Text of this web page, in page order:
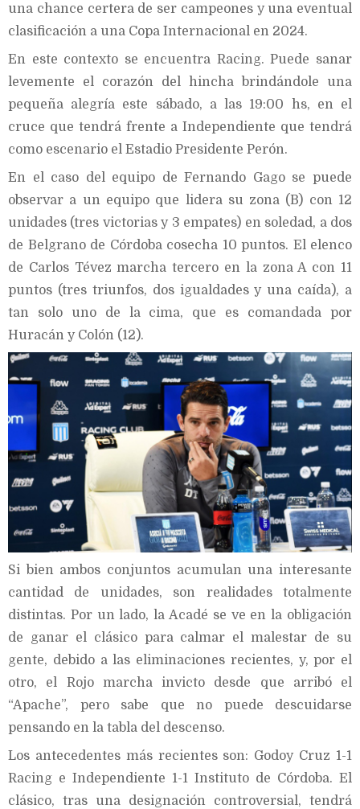
una chance certera de ser campeones y una eventual
clasificación a una Copa Internacional en 2024.
En este contexto se encuentra Racing. Puede sanar
levemente el corazón del hincha brindándole una
pequeña alegría este sábado, a las 19:00 hs, en el
cruce que tendrá frente a Independiente que tendrá
como escenario el Estadio Presidente Perón.
En el caso del equipo de Fernando Gago se puede
observar a un equipo que lidera su zona (B) con 12
unidades (tres victorias y 3 empates) en soledad, a dos
de Belgrano de Córdoba cosecha 10 puntos. El elenco
de Carlos Tévez marcha tercero en la zona A con 11
puntos (tres triunfos, dos igualdades y una caída), a
tan solo uno de la cima, que es comandada por
Huracán y Colón (12).
Si bien ambos conjuntos acumulan una interesante
cantidad de unidades, son realidades totalmente
distintas. Por un lado, la Acadé se ve en la obligación
de ganar el clásico para calmar el malestar de su
gente, debido a las eliminaciones recientes, y, por el
otro, el Rojo marcha invicto desde que arribó el
“Apache”, pero sabe que no puede descuidarse
pensando en la tabla del descenso.
Los antecedentes más recientes son: Godoy Cruz 1-1
Racing e Independiente 1-1 Instituto de Córdoba. El
clásico, tras una designación controversial, tendrá